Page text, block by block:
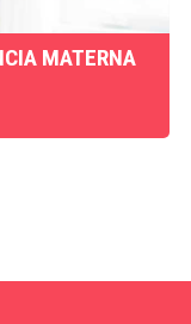
MATERNA